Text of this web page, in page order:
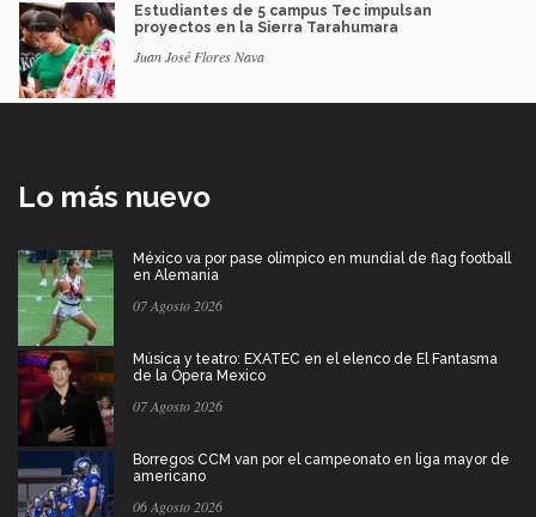
Estudiantes de 5 campus Tec impulsan
proyectos en la Sierra Tarahumara
Juan José Flores Nava
Lo más nuevo
México va por pase olímpico en mundial de flag football
en Alemania
07 Agosto 2026
Música y teatro: EXATEC en el elenco de El Fantasma
de la Ópera Mexico
07 Agosto 2026
Borregos CCM van por el campeonato en liga mayor de
americano
06 Agosto 2026